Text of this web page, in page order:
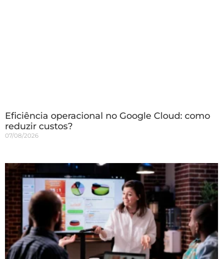
Eficiência operacional no Google Cloud: como
reduzir custos?
07/08/2026